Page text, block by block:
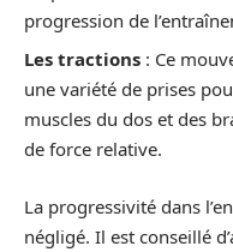
progression de
Les tractions : Ce
une variété de prises
muscles du dos et des
de force relative.
La progressivité dans
négligé. Il est conseillé